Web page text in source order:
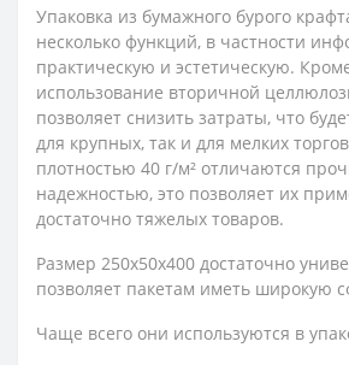
Упаковка из бумажного бурого
несколько функций, в частности
практическую и эстетическую.
использование вторичной
позволяет снизить затраты, что
для крупных, так и для мелких
плотностью 40 г/м² отличаются
надежностью, это позволяет их
достаточно тяжелых товаров.
Размер 250х50х400 достаточно
позволяет пакетам иметь широкую
Чаще всего они используются в